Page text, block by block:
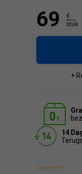
69
€
stuk
+
14